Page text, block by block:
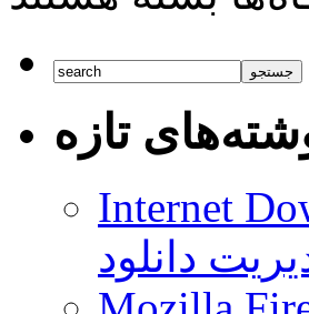
اپل
به
هر
کارمند
شرکت،
دو
برابر
گوگل
است
تازه
Internet
دانلود